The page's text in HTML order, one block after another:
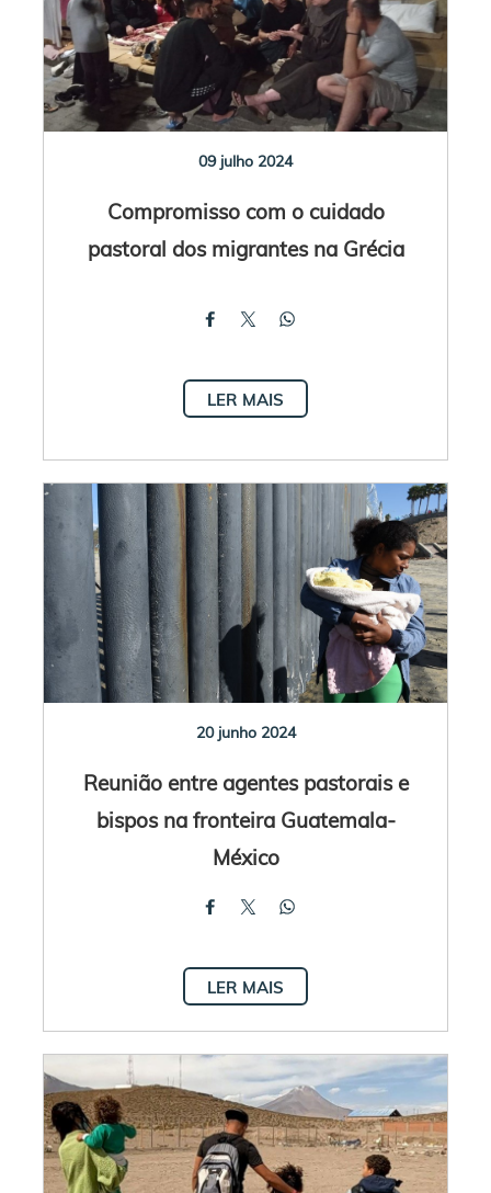
09 julho 2024
Compromisso com o cuidado
pastoral dos migrantes na Grécia
LER MAIS
20 junho 2024
Reunião entre agentes pastorais e
bispos na fronteira Guatemala-
México
LER MAIS